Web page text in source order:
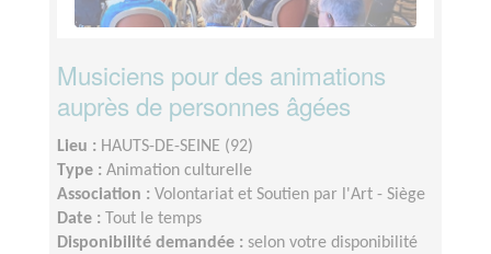
Musiciens pour des animations
auprès de personnes âgées
Lieu : HAUTS-DE-SEINE (92)
Type : Animation culturelle
Association : Volontariat et Soutien par l'Art - Siège
Date :
Tout le temps
Disponibilité demandée : selon votre disponibilité